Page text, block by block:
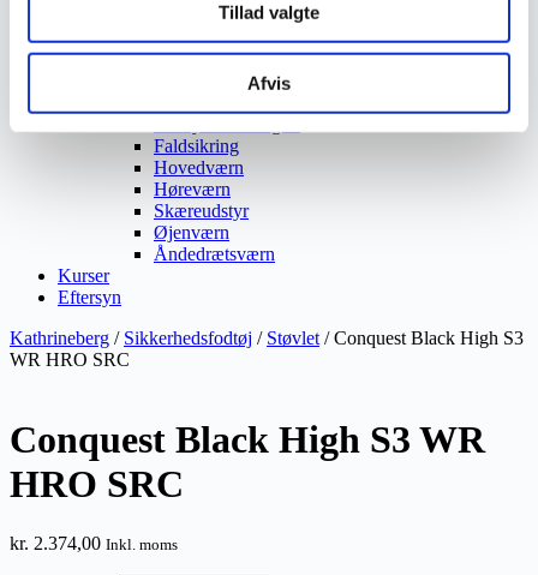
Tillad valgte
Afvis
Opsamlere
Save
Snerydning
Teleskopværktøj
Faldsikring
Hovedværn
Høreværn
Skæreudstyr
Øjenværn
Åndedrætsværn
Kurser
Eftersyn
Kathrineberg / Sikkerhedsfodtøj / Støvlet / Conquest Black High S3
WR HRO SRC
Conquest Black High S3 WR
HRO SRC
kr. 2.374,00 Inkl. moms